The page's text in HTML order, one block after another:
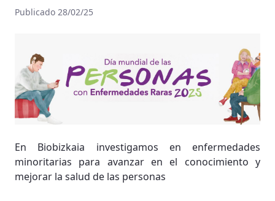
Publicado 28/02/25
En Biobizkaia investigamos en enfermedades
minoritarias para avanzar en el conocimiento y
mejorar la salud de las personas